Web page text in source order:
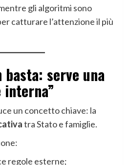
gli algoritmi sono
catturare l’attenzione il più
basta: serve una
interna”
un concetto chiave: la
tra Stato e famiglie.
regole esterne;